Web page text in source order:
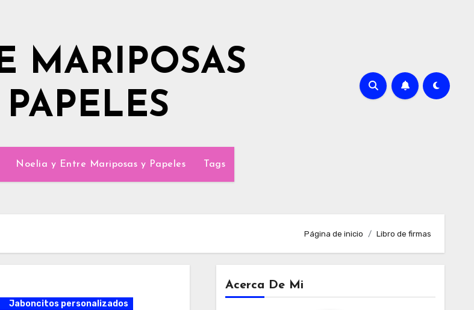
MARIPOSAS
Noelia y Entre Mariposas y Papeles Tags
Página de inicio Libro de firmas
Jaboncitos personalizados
Acerca De Mi